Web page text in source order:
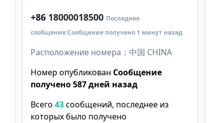
+86 18000018500 Последнее
сообщение:Сообщение получено 1 минут назад
Расположение номера：中国 CHINA
Номер опубликован Сообщение
получено 587 дней назад
Всего43сообщений, последнее из
которых было получено